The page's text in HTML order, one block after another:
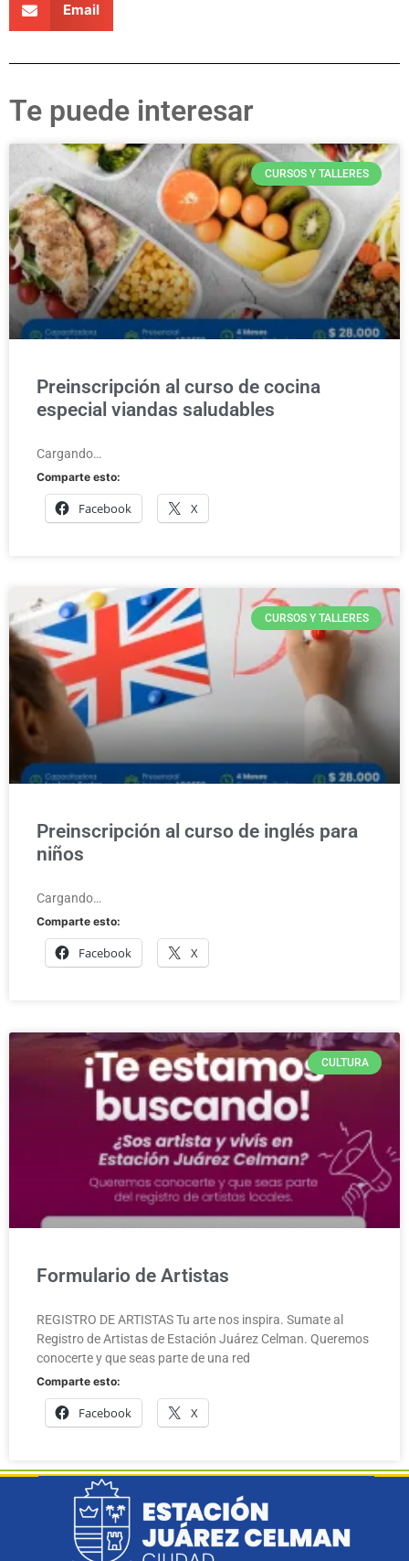
Email
Te puede interesar
CURSOS Y TALLERES
Preinscripción al curso de cocina
especial viandas saludables
Cargando…
Comparte esto:
Facebook X
CURSOS Y TALLERES
Preinscripción al curso de inglés para
niños
Cargando…
Comparte esto:
Facebook X
CULTURA
Formulario de Artistas
REGISTRO DE ARTISTAS Tu arte nos inspira. Sumate al
Registro de Artistas de Estación Juárez Celman. Queremos
conocerte y que seas parte de una red
Comparte esto:
Facebook X